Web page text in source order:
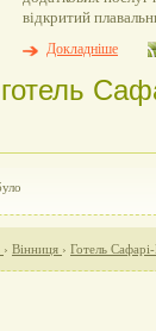
відкритий
Докладніше
готель
› Вінниця › Готель